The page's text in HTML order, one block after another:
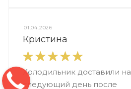
01.04.2026
Кристина
Холодильник доставили на
следующий день после